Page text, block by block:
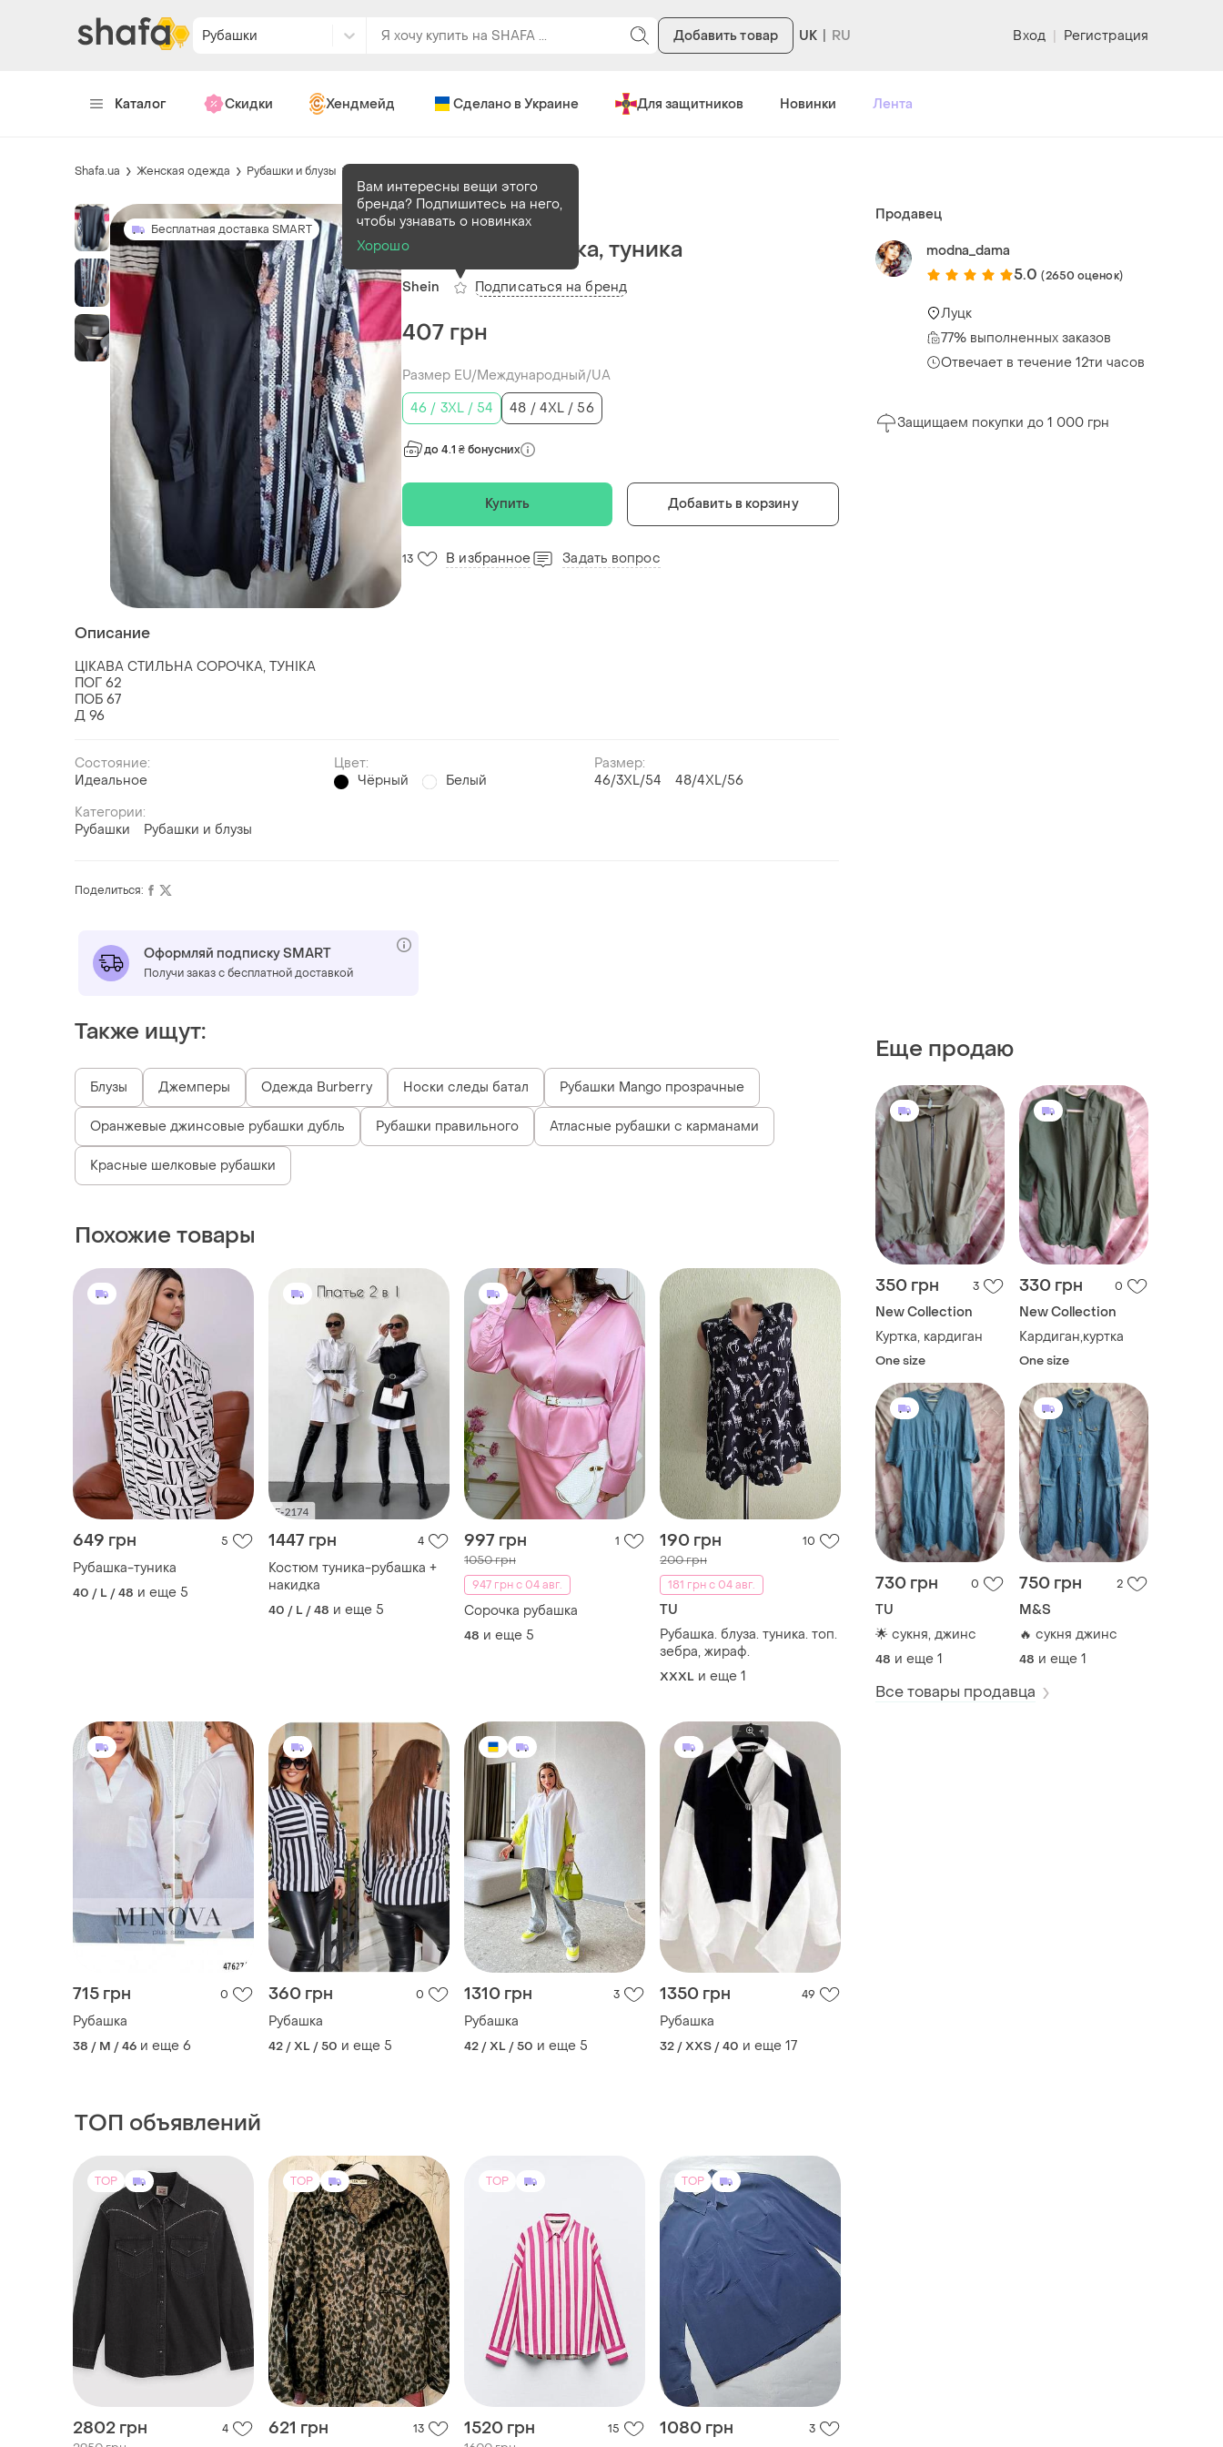
Рубашки Добавить товар UK Вход | Регистрация
Каталог Скидки Хендмейд Сделано в Украине Для защитников Новинки Лента
Shafa.ua Женская одежда Рубашки и блузы
Бесплатная доставка SMART
В наличии1 шт
Рубашка, рубашка, туника
Shein
Вам интересны вещи этого
бренда? Подпишитесь на него,
чтобы узнавать о новинках
Хорошо
Подписаться на бренд
407 грн
Размер EU/Международный/UA
46 / 3XL / 54
48 / 4XL / 56
до 4.1 ₴ бонусних
Купить Добавить в корзину
13 В избранное Задать вопрос
Описание
ЦІКАВА СТИЛЬНА СОРОЧКА, ТУНІКА
ПОГ 62
ПОБ 67
Д 96
Состояние:
Идеальное
Цвет:
Чёрный
Белый
Размер:
46/3XL/54
48/4XL/56
Категории:
Рубашки
Рубашки и блузы
Продавец
modna_dama
5.0 (2650 оценок)
Луцк
77% выполненных заказов
Отвечает в течение 12ти часов
Защищаем покупки до 1 000 грн
Еще продаю
350 грн 3
New Collection
Куртка, кардиган
One size
330 грн 0
New Collection
Кардиган,куртка
One size
730 грн 0
TU
🌟 сукня, джинс
48 и еще 1
750 грн 2
M&S
🔥 сукня джинс
48 и еще 1
Все товары продавца
Поделиться:
Оформляй подписку SMART
Получи заказ с бесплатной доставкой
Также ищут:
Блузы Джемперы Одежда Burberry Носки следы батал Рубашки Mango прозрачные
Оранжевые джинсовые рубашки дубль Рубашки правильного Атласные рубашки с карманами
Красные шелковые рубашки
Похожие товары
649 грн 5
Рубашка-туника
40 / L / 48 и еще 5
1447 грн 4
Костюм туника-рубашка +
накидка
40 / L / 48 и еще 5
997 грн 1
1050 грн
947 грн с 04 авг.
Сорочка рубашка
48 и еще 5
190 грн 10
200 грн
181 грн с 04 авг.
TU
Рубашка. блуза. туника. топ.
зебра, жираф.
XXXL и еще 1
715 грн 0
Рубашка
38 / M / 46 и еще 6
360 грн 0
Рубашка
42 / XL / 50 и еще 5
1310 грн 3
Рубашка
42 / XL / 50 и еще 5
1350 грн 49
Рубашка
32 / XXS / 40 и еще 17
ТОП объявлений
TOP
2802 грн 4
TOP
621 грн 13
TOP
1520 грн 15
TOP
1080 грн 3